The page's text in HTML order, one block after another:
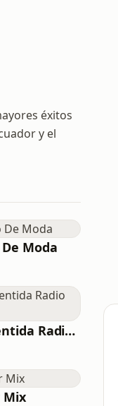
éxitos
y el
Moda
Tu Consentida Radio Riobamba
Mix